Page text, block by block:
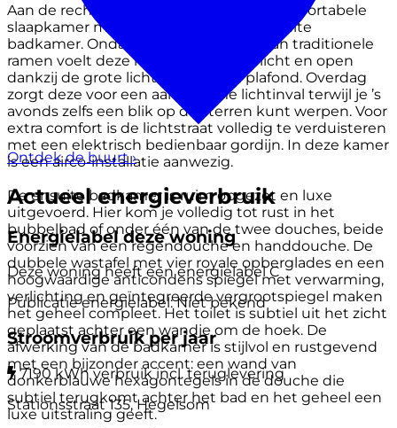
Aan de rechterzijde bevindt zich een comfortabele
slaapkamer met inloopkast en een ensuite
badkamer. Ondanks het ontbreken van traditionele
ramen voelt deze ruimte opvallend licht en open
dankzij de grote lichtstraat in het plafond. Overdag
zorgt deze voor een aangename lichtinval terwijl je ’s
avonds zelfs een blik op de sterren kunt werpen. Voor
extra comfort is de lichtstraat volledig te verduisteren
met een elektrisch bedienbaar gordijn. In deze kamer
is een airco-installatie aanwezig.
De ensuite badkamer is ruim opgezet en luxe
uitgevoerd. Hier kom je volledig tot rust in het
bubbelbad of onder één van de twee douches, beide
voorzien van een regendouche en handdouche. De
dubbele wastafel met vier royale opberglades en een
hoogwaardige anticondens spiegel met verwarming,
verlichting en geïntegreerde vergrootspiegel maken
het geheel compleet. Het toilet is subtiel uit het zicht
geplaatst achter een wandje om de hoek. De
afwerking van de badkamer is stijlvol en rustgevend
met een bijzonder accent: een wand van
donkerblauwe hexagontegels in de douche die
subtiel terugkomt achter het bad en het geheel een
luxe uitstraling geeft.
Ontdek de buurt›
Actueel energieverbruik
Energielabel deze woning
Deze woning heeft een energielabelC
Publicatie energielabel: Niet bekend
Stroomverbruik per jaar
7190 kWh verbruik incl. teruglevering
Stationsstraat 135, Hegelsom